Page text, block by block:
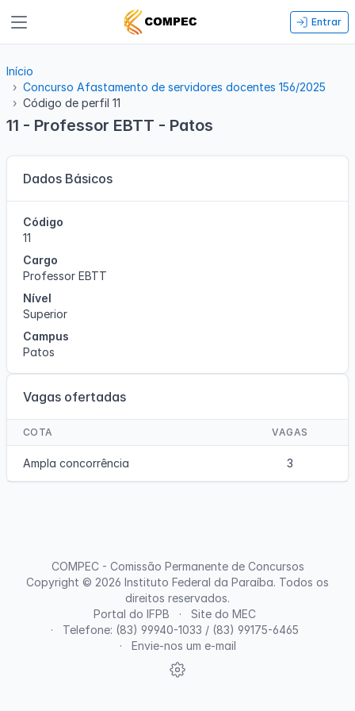
Entrar
Início
Concurso Afastamento de servidores docentes 156/2025
Código de perfil 11
11 - Professor EBTT - Patos
Dados Básicos
Código
11
Cargo
Professor EBTT
Nível
Superior
Campus
Patos
Vagas ofertadas
COTA VAGAS
Ampla concorrência 3
Portal do IFPB
Site do MEC
Telefone: (83) 99940-1033 / (83) 99175-6465
Envie-nos um e-mail
COMPEC - Comissão Permanente de Concursos
Copyright © 2026 Instituto Federal da Paraíba. Todos os
direitos reservados.